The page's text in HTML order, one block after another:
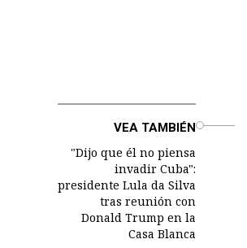
VEA TAMBIÉN
"Dijo que él no piensa
invadir Cuba":
presidente Lula da Silva
tras reunión con
Donald Trump en la
Casa Blanca